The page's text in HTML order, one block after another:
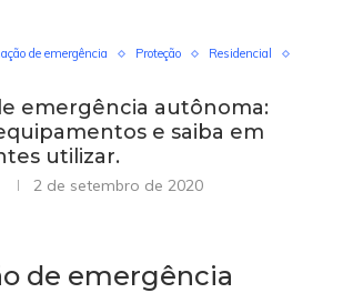
de emergência Proteção
Residencial
emergência autônoma:
e saiba em
utilizar.
2 de setembro de 2020
de emergência